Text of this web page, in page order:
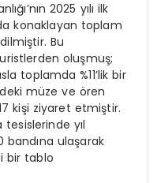
2025 yılı ilk
konaklayan toplam
Bu
oluşmuş;
toplamda %11’lik bir
müze ve ören
kişi ziyaret etmiştir.
yıl
bandına ulaşarak
bir tablo